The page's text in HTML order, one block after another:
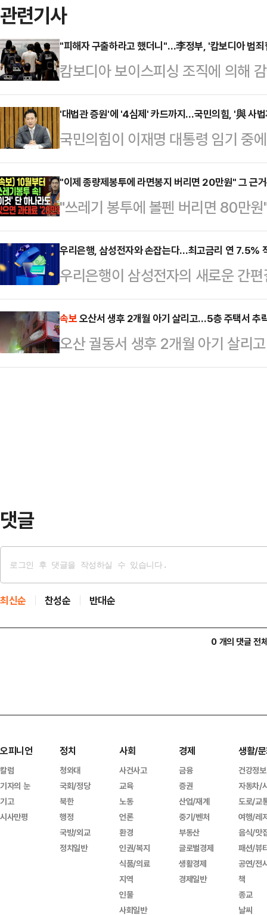
관련기사
"피해자 구출하라고 했더니"…李정부, '캄보디아 범죄
캄보디아 보이스피싱 조직에 의해
정부는 한국인 구출을 위한 대대적
에 구금된 60여명을 전세기를 통해
의 신속한 대응"이라는 평가가 나
한다. 인터폴 적색수배자가 포함된
은 이뤄지지 않았다는 주장이다. '
에 정부 책임론 공방은 거세지는
금된 한국인 64명이…
'대법관 증원'에 '4심제' 카드까지…국민의힘, '與 사
국민의힘이 이재명 대통령 임기 중
자로 한 더불어민주당의 사법개혁
안'이라고 규정하며 맹폭을 퍼붓고
이 대통령이 최대 22명에 달하는
대통령의 노후사법보험기관'으로
당내에선 민주당이 이를 완성하기
하는 것은 물론이고, 사실상 '4심제'
도부가 직접 추진하겠…
"이제 종량제봉투에 라면봉지 버리면 20만원" 그 근
"쓰레기 봉투에 볼펜 버리면 80만
만원 과태료"최근 유튜브를 중심으
가짜 뉴스가 확산하고 있다.20일
부 유튜브 영상에 대해 "사실이 아
된 것으로 보이는 한 유튜브 영상
원'이라는 인물이 나와 '라면·과자
용기를 제대로 세척하지 않고 버려
부…
우리은행, 삼성전자와 손잡는다…최고금리 연 7.5%
우리은행이 삼성전자의 새로운 간
금융서비스 운영 사업자로 단독 선
계좌를 연결하거나 충전을 통해 실
편하게 결제할 수 있고, 결제 시마
사용할 수 있는 간편결제 서비스다.
속보오산서 생후 2개월 아기 살리고…5층 주택서 추
오산 궐동서 생후 2개월 아기 살리
만에 끝내 숨져
댓글
최신순 찬성순 반대순
0 개의 댓글 전
오피니언
칼럼
기자의 눈
기고
시사만평
정치
청와대
국회/정당
북한
행정
국방/외교
정치일반
사회
사건사고
교육
노동
언론
환경
인권/복지
식품/의료
지역
인물
사회일반
경제
금융
증권
산업/재계
중기/벤처
부동산
글로벌경제
생활경제
경제일반
생활/
건강정보
자동차/
도로/교
여행/레
음식/맛
패션/뷰
공연/전
책
종교
날씨